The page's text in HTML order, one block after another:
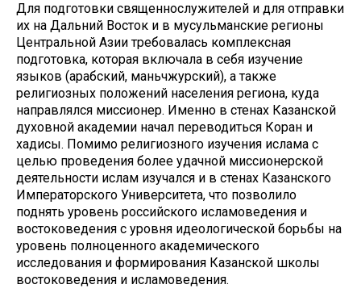
Для подготовки священнослужителей и для отправки
их на Дальний Восток и в мусульманские регионы
Центральной Азии требовалась комплексная
подготовка, которая включала в себя изучение
языков (арабский, маньчжурский), а также
религиозных положений населения региона, куда
направлялся миссионер. Именно в стенах Казанской
духовной академии начал переводиться Коран и
хадисы. Помимо религиозного изучения ислама с
целью проведения более удачной миссионерской
деятельности ислам изучался и в стенах Казанского
Императорского Университета, что позволило
поднять уровень российского исламоведения и
востоковедения с уровня идеологической борьбы на
уровень полноценного академического
исследования и формирования Казанской школы
востоковедения и исламоведения.